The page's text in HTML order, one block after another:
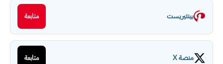
بينتيريست متابعة
منصة X متابعة